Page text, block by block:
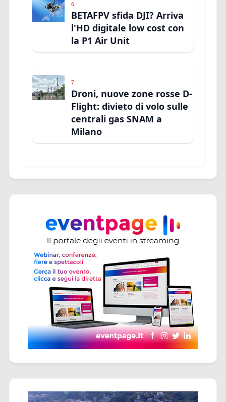
6
BETAFPV sfida DJI? Arriva
l'HD digitale low cost con
la P1 Air Unit
7
Droni, nuove zone rosse D-
Flight: divieto di volo sulle
centrali gas SNAM a
Milano